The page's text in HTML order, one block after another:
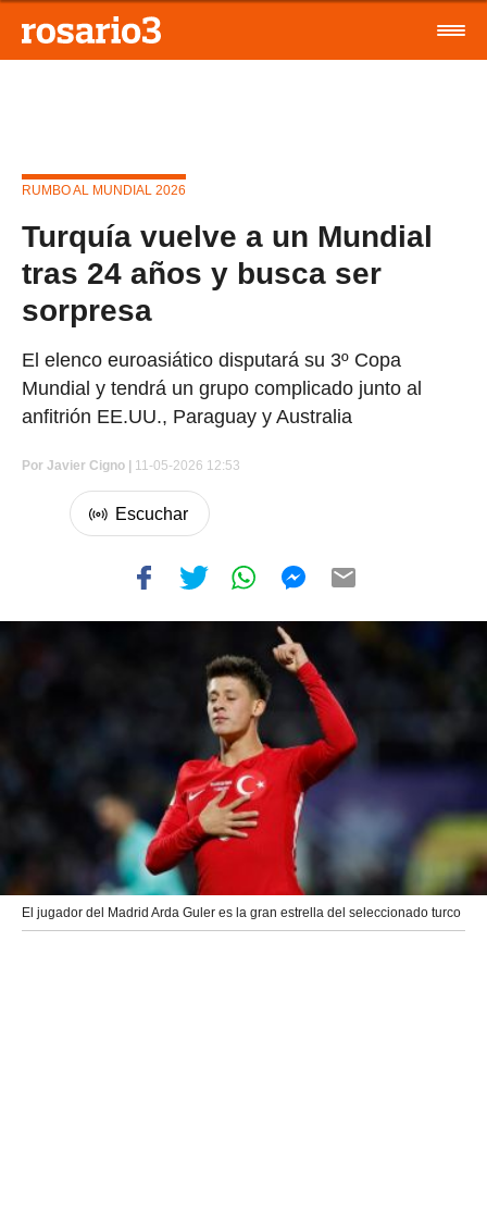
RUMBO AL MUNDIAL 2026
Turquía vuelve a un Mundial
tras 24 años y busca ser
sorpresa
El elenco euroasiático disputará su 3º Copa
Mundial y tendrá un grupo complicado junto al
anfitrión EE.UU., Paraguay y Australia
Por Javier Cigno 11-05-2026 12:53
El jugador del Madrid Arda Guler es la gran estrella del seleccionado turco